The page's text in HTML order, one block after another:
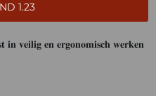
1.23
𝐢𝐧 𝐯𝐞𝐢𝐥𝐢𝐠 𝐞𝐧 𝐞𝐫𝐠𝐨𝐧𝐨𝐦𝐢𝐬𝐜𝐡 𝐰𝐞𝐫𝐤𝐞𝐧